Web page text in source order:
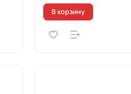
В корзину